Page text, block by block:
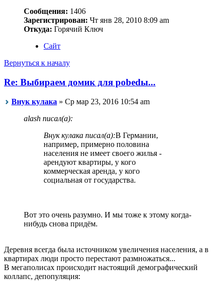
Сообщения: 1406
Зарегистрирован: Чт янв 28, 2010 8:09 am
Откуда: Горячий Ключ
Сайт
Вернуться к началу
Re: Выбираем домик для pobedы...
Внук кулака » Ср мар 23, 2016 10:54 am
alash писал(а):
Внук кулака писал(а):В Германии,
например, примерно половина
населения не имеет своего жилья -
арендуют квартиры, у кого
коммерческая аренда, у кого
социальная от государства.
Вот это очень разумно. И мы тоже к этому когда-
нибудь снова придём.
Деревня всегда была источником увеличения населения, а в
квартирах люди просто перестают размножаться...
В мегаполисах происходит настоящий демографический
коллапс, депопуляция: